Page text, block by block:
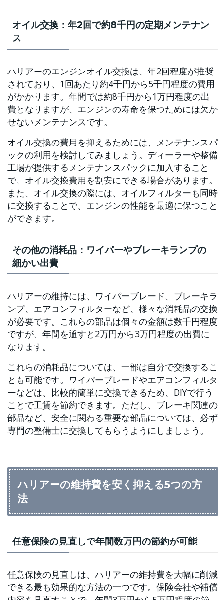
オイル交換：年2回で約8千円の定期メンテナン
ス
ハリアーのエンジンオイル交換は、年2回程度が推奨
されており、1回あたり約4千円から5千円程度の費用
がかかります。年間では約8千円から1万円程度の出
費となりますが、エンジンの寿命を保つためには欠か
せないメンテナンスです。
オイル交換の費用を抑えるためには、メンテナンスパ
ックの利用を検討してみましょう。ディーラーや整備
工場が提供するメンテナンスパックに加入すること
で、オイル交換費用を割安にできる場合があります。
また、オイル交換の際には、オイルフィルターも同時
に交換することで、エンジンの性能を最適に保つこと
ができます。
その他の消耗品：ワイパーやブレーキランプの
細かい出費
ハリアーの維持には、ワイパーブレード、ブレーキラ
ンプ、エアコンフィルターなど、様々な消耗品の交換
が必要です。これらの部品は個々の金額は数千円程度
ですが、年間を通すと2万円から3万円程度の出費に
なります。
これらの消耗品については、一部は自分で交換するこ
とも可能です。ワイパーブレードやエアコンフィルタ
ーなどは、比較的簡単に交換できるため、DIYで行う
ことで工賃を節約できます。ただし、ブレーキ関連の
部品など、安全に関わる重要な部品については、必ず
専門の整備士に交換してもらうようにしましょう。
ハリアーの維持費を安く抑える5つの方
法
任意保険の見直しで年間数万円の節約が可能
任意保険の見直しは、ハリアーの維持費を大幅に削減
できる最も効果的な方法の一つです。保険会社や補償